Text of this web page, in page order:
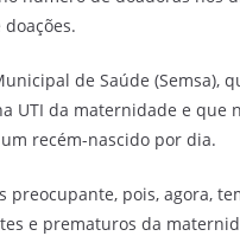
de Saúde (Semsa),
UTI da maternidade e
recém-nascido por dia.
preocupante, pois, agora,
e prematuros da